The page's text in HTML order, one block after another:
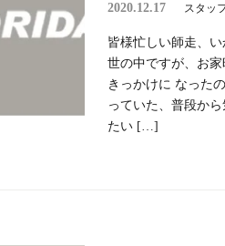
2020.12.17 スタッ
皆様忙しい師走、
世の中ですが、お
きっかけに なった
っていた、普段か
たい […]